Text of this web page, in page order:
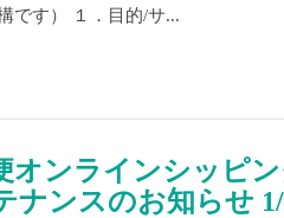
です） １．目的/サ...
オンラインシッピ
ンスのお知らせ 1/